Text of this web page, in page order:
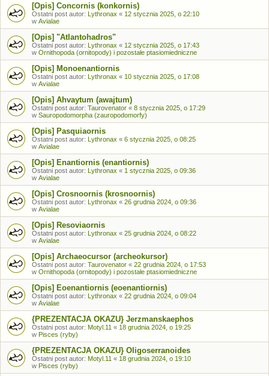
[Opis] Concornis (konkornis)
Ostatni post autor: Lythronax « 12 stycznia 2025, o 22:10
w Avialae
[Opis] "Atlantohadros"
Ostatni post autor: Lythronax « 12 stycznia 2025, o 17:43
w Ornithopoda (ornitopody) i pozostałe ptasiomiedniczne
[Opis] Monoenantiornis
Ostatni post autor: Lythronax « 10 stycznia 2025, o 17:08
w Avialae
[Opis] Ahvaytum (awajtum)
Ostatni post autor: Taurovenator « 8 stycznia 2025, o 17:29
w Sauropodomorpha (zauropodomorfy)
[Opis] Pasquiaornis
Ostatni post autor: Lythronax « 6 stycznia 2025, o 08:25
w Avialae
[Opis] Enantiornis (enantiornis)
Ostatni post autor: Lythronax « 1 stycznia 2025, o 09:36
w Avialae
[Opis] Crosnoornis (krosnoornis)
Ostatni post autor: Lythronax « 26 grudnia 2024, o 09:36
w Avialae
[Opis] Resoviaornis
Ostatni post autor: Lythronax « 25 grudnia 2024, o 08:22
w Avialae
[Opis] Archaeocursor (archeokursor)
Ostatni post autor: Taurovenator « 22 grudnia 2024, o 17:53
w Ornithopoda (ornitopody) i pozostałe ptasiomiedniczne
[Opis] Eoenantiornis (eoenantiornis)
Ostatni post autor: Lythronax « 22 grudnia 2024, o 09:04
w Avialae
{PREZENTACJA OKAZU} Jerzmanskaephos
Ostatni post autor: Motyl.11 « 18 grudnia 2024, o 19:25
w Pisces (ryby)
{PREZENTACJA OKAZU} Oligoserranoides
Ostatni post autor: Motyl.11 « 18 grudnia 2024, o 19:10
w Pisces (ryby)